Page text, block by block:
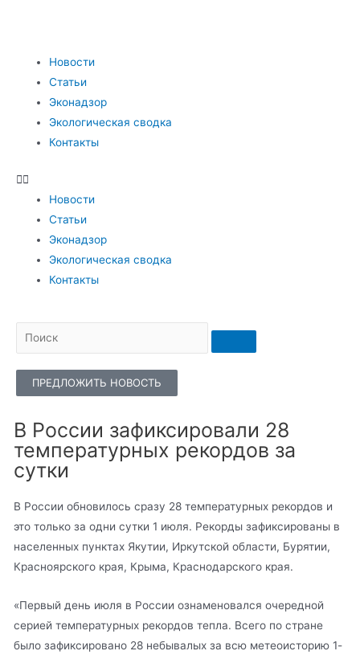
Новости
Статьи
Эконадзор
Экологическая сводка
Контакты
Новости
Статьи
Эконадзор
Экологическая сводка
Контакты
ПРЕДЛОЖИТЬ НОВОСТЬ
В России зафиксировали 28
температурных рекордов за
сутки
В России обновилось сразу 28 температурных рекордов и
это только за одни сутки 1 июля. Рекорды зафиксированы в
населенных пунктах Якутии, Иркутской области, Бурятии,
Красноярского края, Крыма, Краснодарского края.
«Первый день июля в России ознаменовался очередной
серией температурных рекордов тепла. Всего по стране
было зафиксировано 28 небывалых за всю метеоисторию 1-